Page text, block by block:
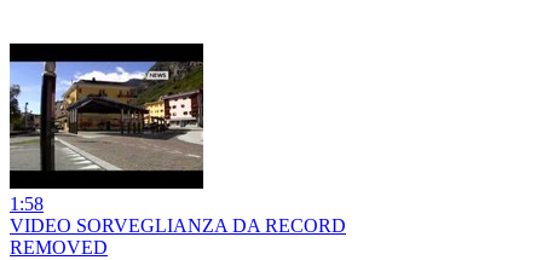
1:58
VIDEO SORVEGLIANZA DA RECORD
REMOVED